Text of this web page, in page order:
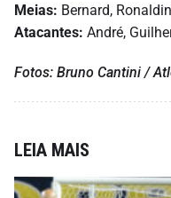
Meias: Bernard,
Atacantes: André,
Fotos: Bruno Cantini /
LEIA MAIS